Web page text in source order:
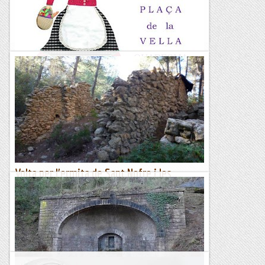
&nb...
Kimisades
Monistrol: Volta circular de La Vella
Quaresma
&nb...
Kimisades
Volta per l'ermita de Sant Nofre i les
ermites Velles
Ruïnes de l'ermita de Sant NofreA Mallorca trobem les
ruïnes de tres antigues ermites de Sant Nofre. La primera es
localitza al cim del puig de Sant Nofre, en terrenys de la...
Viaranys